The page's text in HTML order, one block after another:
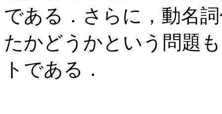
である．さらに，動名
たかどうかという問題
トである．